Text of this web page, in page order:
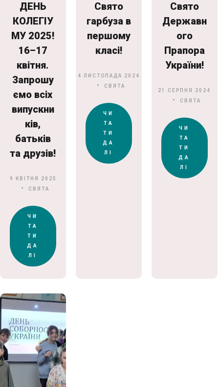
ДЕНЬ
КОЛЕГІУ
МУ 2025!
16–17
квітня.
Запрошу
ємо всіх
випускни
ків,
батьків
та друзів!
9 КВІТНЯ 2025
СВЯТА
ЧИ
ТА
ТИ
ДА
ЛІ
Свято
гарбуза в
першому
класі!
4 ЛИСТОПАДА 2024
СВЯТА
ЧИ
ТА
ТИ
ДА
ЛІ
Свято
Державн
ого
Прапора
України!
21 СЕРПНЯ 2024
СВЯТА
ЧИ
ТА
ТИ
ДА
ЛІ